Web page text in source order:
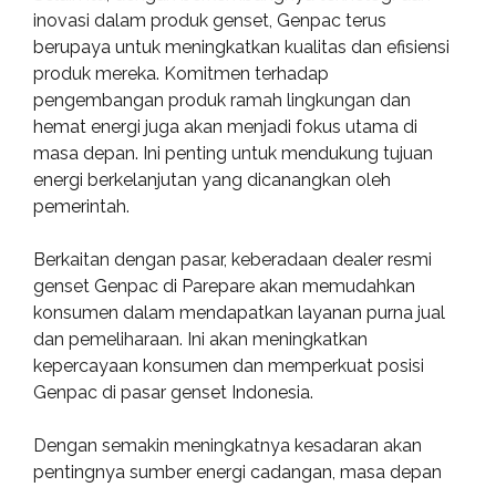
inovasi dalam produk genset, Genpac terus
berupaya untuk meningkatkan kualitas dan efisiensi
produk mereka. Komitmen terhadap
pengembangan produk ramah lingkungan dan
hemat energi juga akan menjadi fokus utama di
masa depan. Ini penting untuk mendukung tujuan
energi berkelanjutan yang dicanangkan oleh
pemerintah.
Berkaitan dengan pasar, keberadaan dealer resmi
genset Genpac di Parepare akan memudahkan
konsumen dalam mendapatkan layanan purna jual
dan pemeliharaan. Ini akan meningkatkan
kepercayaan konsumen dan memperkuat posisi
Genpac di pasar genset Indonesia.
Dengan semakin meningkatnya kesadaran akan
pentingnya sumber energi cadangan, masa depan